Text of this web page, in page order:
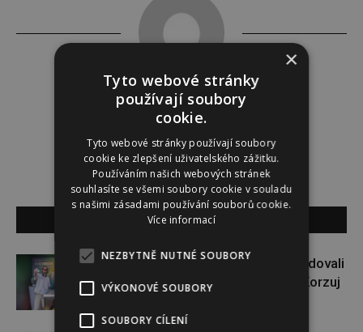
Lucie Šáleová
SOUVISEJÍCÍ ČLÁNKY
Paulie Garand a Slávek Pham bodovali
na Colours of Ostrava. Projekt Korzuj
×
Tyto webové stránky
používají soubory
cookie.
Tyto webové stránky používají soubory
cookie ke zlepšení uživatelského zážitku.
Používáním našich webových stránek
souhlasíte se všemi soubory cookie v souladu
s našimi zásadami používání souborů cookie.
Více informací
NEZBYTNĚ NUTNÉ SOUBORY
VÝKONOVÉ SOUBORY
SOUBORY CÍLENÍ